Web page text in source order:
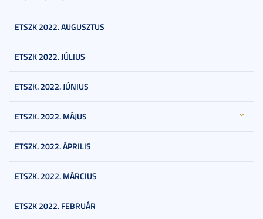
ETSZK 2022. AUGUSZTUS
ETSZK 2022. JÚLIUS
ETSZK. 2022. JÚNIUS
ETSZK. 2022. MÁJUS
ETSZK. 2022. ÁPRILIS
ETSZK. 2022. MÁRCIUS
ETSZK 2022. FEBRUÁR